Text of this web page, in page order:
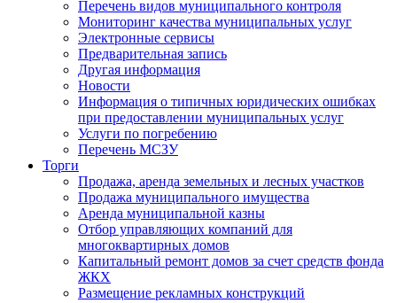
Перечень видов муниципального контроля
Мониторинг качества муниципальных услуг
Электронные сервисы
Предварительная запись
Другая информация
Новости
Информация о типичных юридических ошибках
при предоставлении муниципальных услуг
Услуги по погребению
Перечень МСЗУ
Торги
Продажа, аренда земельных и лесных участков
Продажа муниципального имущества
Аренда муниципальной казны
Отбор управляющих компаний для
многоквартирных домов
Капитальный ремонт домов за счет средств фонда
ЖКХ
Размещение рекламных конструкций